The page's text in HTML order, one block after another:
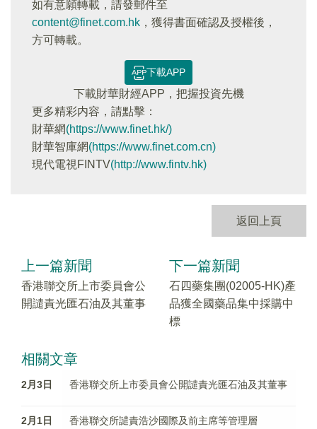
如有意願轉載，請發郵件至
content@finet.com.hk ，獲得書面確認及授權後，
方可轉載。
下載APP
下載財華財經APP，把握投資先機
更多精彩内容，請點擊：
財華網(https://www.finet.hk/)
財華智庫網(https://www.finet.com.cn)
現代電視FINTV(http://www.fintv.hk)
返回上頁
上一篇新聞
香港聯交所上市委員會公
開譴責光匯石油及其董事
下一篇新聞
石四藥集團(02005-HK)產
品獲全國藥品集中採購中
標
相關文章
2月3日 香港聯交所上市委員會公開譴責光匯石油及其董事
2月1日 香港聯交所譴責浩沙國際及前主席等管理層